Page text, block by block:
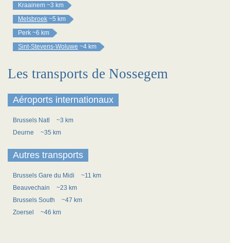
Kraainem ~3 km
Melsbroek ~5 km
Perk ~6 km
Sint-Stevens-Woluwe ~4 km
Les transports de Nossegem
Aéroports internationaux
Brussels Natl
~3 km
Deurne
~35 km
Autres transports
Brussels Gare du Midi
~11 km
Beauvechain
~23 km
Brussels South
~47 km
Zoersel
~46 km